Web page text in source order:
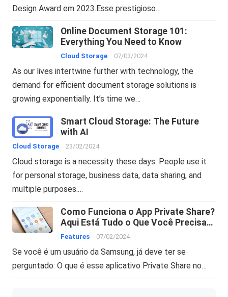
Design Award em 2023.Esse prestigioso…
Online Document Storage 101:
Everything You Need to Know
Cloud Storage 07/03/2024
As our lives intertwine further with technology, the
demand for efficient document storage solutions is
growing exponentially. It’s time we…
Smart Cloud Storage: The Future
with AI
Cloud Storage 23/02/2024
Cloud storage is a necessity these days. People use it
for personal storage, business data, data sharing, and
multiple purposes.…
Como Funciona o App Private Share?
Aqui Está Tudo o Que Você Precisa
Saber
Features 07/02/2024
Se você é um usuário da Samsung, já deve ter se
perguntado: O que é esse aplicativo Private Share no…